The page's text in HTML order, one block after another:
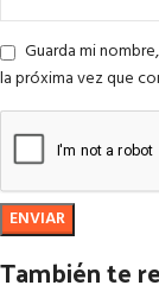
Guarda mi
la próxima vez que
También te